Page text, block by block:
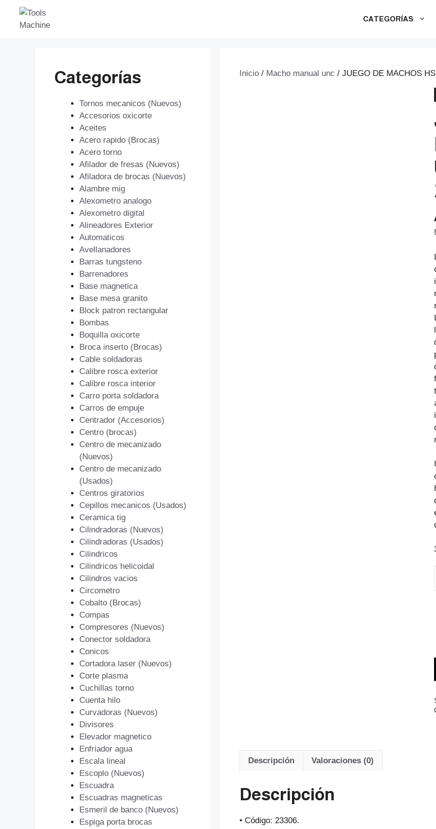
Saltar
contenido
CATEGORÍAS
Inicio / Macho manual unc / JUEGO DE MACHOS
Descripción Valoraciones (0)
Descripción
• Código: 23306.
Categorías
Tornos mecanicos (Nuevos)
Accesorios oxicorte
Aceites
Acero rapido (Brocas)
Acero torno
Afilador de fresas (Nuevos)
Afiladora de brocas (Nuevos)
Alambre mig
Alexometro analogo
Alexometro digital
Alineadores Exterior
Automaticos
Avellanadores
Barras tungsteno
Barrenadores
Base magnetica
Base mesa granito
Block patron rectangular
Bombas
Boquilla oxicorte
Broca inserto (Brocas)
Cable soldadoras
Calibre rosca exterior
Calibre rosca interior
Carro porta soldadora
Carros de empuje
Centrador (Accesorios)
Centro (brocas)
Centro de mecanizado
(Nuevos)
Centro de mecanizado
(Usados)
Centros giratorios
Cepillos mecanicos (Usados)
Ceramica tig
Cilindradoras (Nuevos)
Cilindradoras (Usados)
Cilindricos
Cilindricos helicoidal
Cilindros vacios
Circometro
Cobalto (Brocas)
Compas
Compresores (Nuevos)
Conector soldadora
Conicos
Cortadora laser (Nuevos)
Corte plasma
Cuchillas torno
Cuenta hilo
Curvadoras (Nuevos)
Divisores
Elevador magnetico
Enfriador agua
Escala lineal
Escoplo (Nuevos)
Escuadra
Escuadras magneticas
Esmeril de banco (Nuevos)
Espiga porta brocas